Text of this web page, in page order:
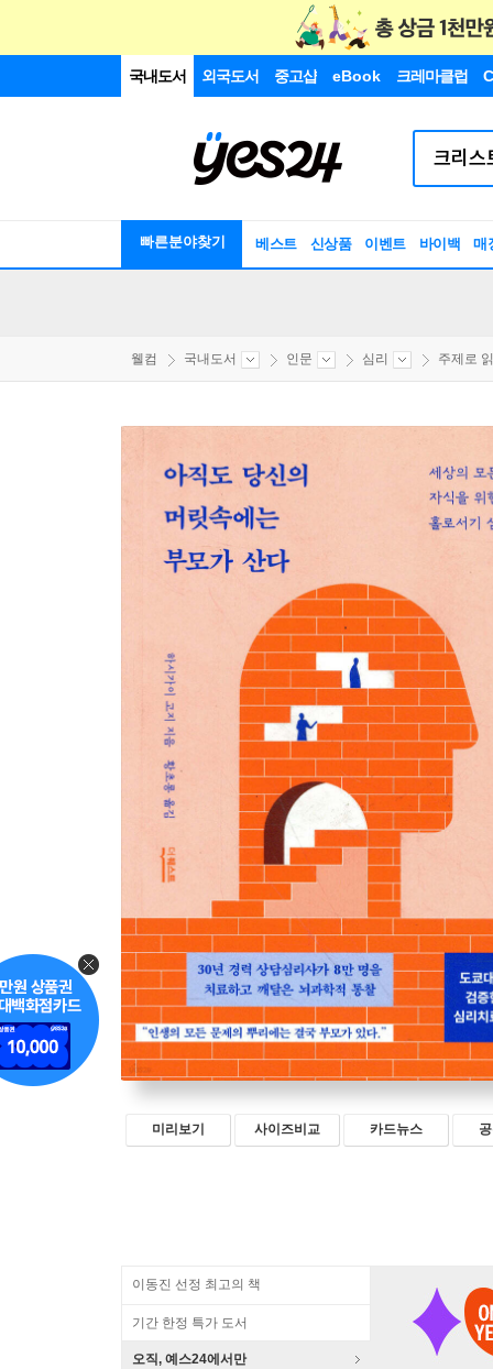
국내도서 외국도서 중고샵 eBook 크레마클럽
빠른분야찾기 베스트 신상품 이벤트 바이백 매
웰컴 국내도서 인문 심리 주제로
미리보기 사이즈비교 카드뉴스
이동진 선정 최고의 책
기간 한정 특가 도서
오직, 예스24에서만